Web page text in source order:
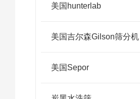
美国hunterlab
美国吉尔森Gilson筛分机
美国Sepor